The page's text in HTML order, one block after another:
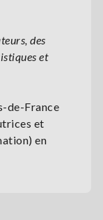
des
et
de-France
et
en